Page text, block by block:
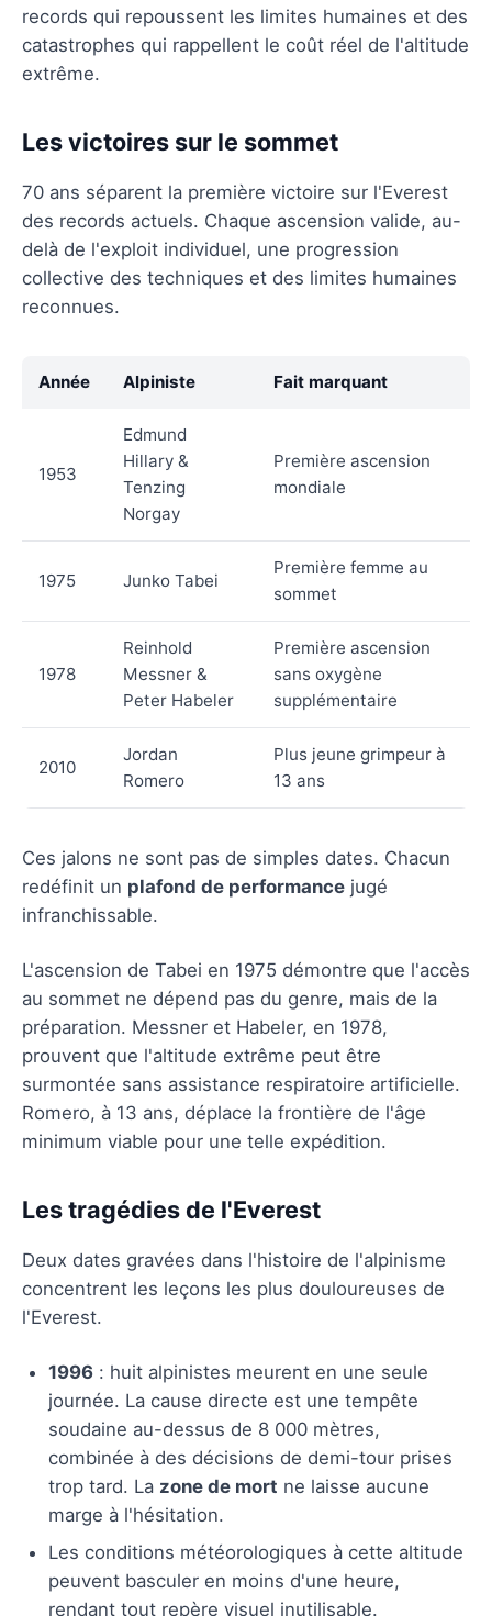
records qui repoussent les limites humaines et des
catastrophes qui rappellent le coût réel de l'altitude
extrême.
Les victoires sur le sommet
70 ans séparent la première victoire sur l'Everest
des records actuels. Chaque ascension valide, au-
delà de l'exploit individuel, une progression
collective des techniques et des limites humaines
reconnues.
Année Alpiniste Fait marquant
1953
Edmund
Hillary &
Tenzing
Norgay
Première ascension
mondiale
1975 Junko Tabei
Première femme au
sommet
1978
Reinhold
Messner &
Peter Habeler
Première ascension
sans oxygène
supplémentaire
2010
Jordan
Romero
Plus jeune grimpeur à
13 ans
Ces jalons ne sont pas de simples dates. Chacun
redéfinit un plafond de performance jugé
infranchissable.
L'ascension de Tabei en 1975 démontre que l'accès
au sommet ne dépend pas du genre, mais de la
préparation. Messner et Habeler, en 1978,
prouvent que l'altitude extrême peut être
surmontée sans assistance respiratoire artificielle.
Romero, à 13 ans, déplace la frontière de l'âge
minimum viable pour une telle expédition.
Les tragédies de l'Everest
Deux dates gravées dans l'histoire de l'alpinisme
concentrent les leçons les plus douloureuses de
l'Everest.
1996 : huit alpinistes meurent en une seule
journée. La cause directe est une tempête
soudaine au-dessus de 8 000 mètres,
combinée à des décisions de demi-tour prises
trop tard. La zone de mort ne laisse aucune
marge à l'hésitation.
Les conditions météorologiques à cette altitude
peuvent basculer en moins d'une heure,
rendant tout repère visuel inutilisable.